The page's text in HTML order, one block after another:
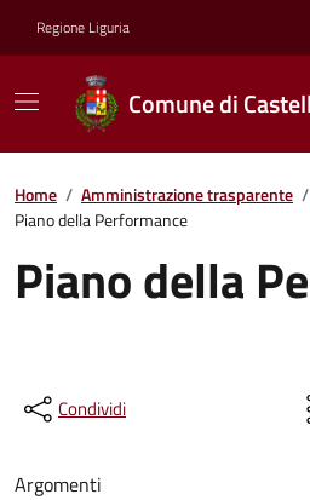
Regione Liguria
Comune di
Home / Amministrazione trasparente /
Piano della Performance
Piano della
Condividi
Argomenti